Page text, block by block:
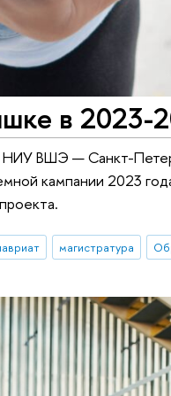
в 2023-
ВШЭ — Санкт-
кампании 2023
магистратура